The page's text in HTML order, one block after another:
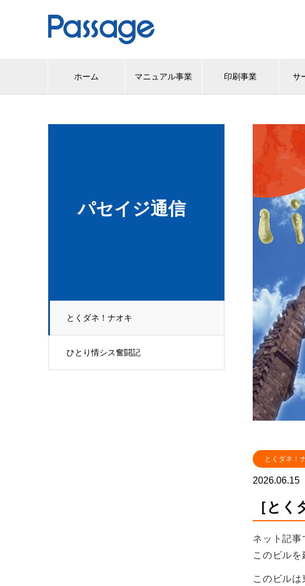
ホーム マニュアル事業 印刷事業 サ
パセイジ通信
とくダネ！ナオキ
ひとり情シス奮闘記
とくダネ！
2026.06.15
［と
ネット記事
このビルを
このビル